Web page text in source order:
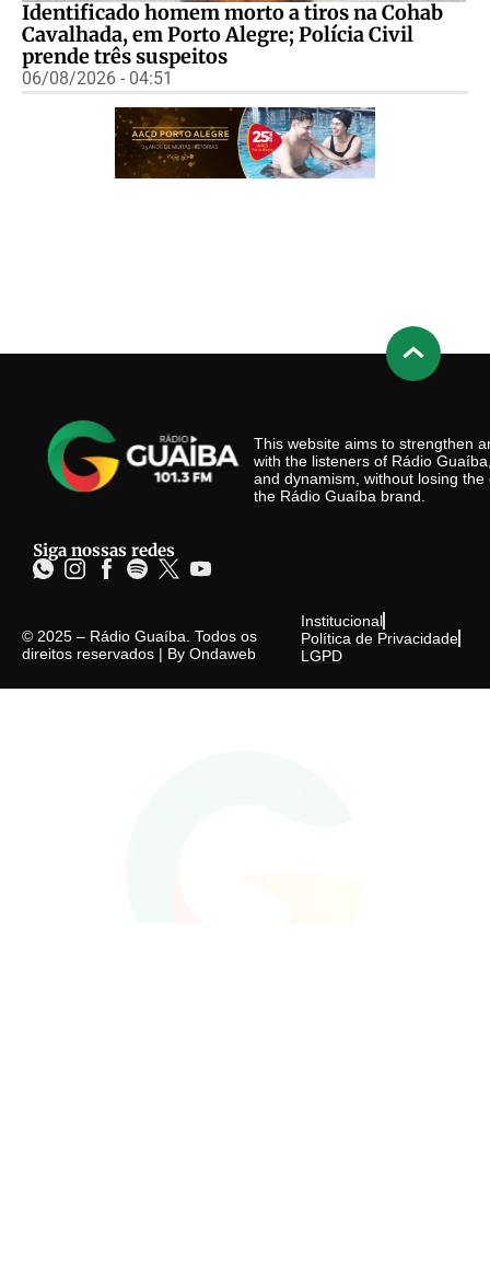
Identificado homem morto a tiros na Cohab
Cavalhada, em Porto Alegre; Polícia Civil
prende três suspeitos
06/08/2026 - 04:51
This website aims to strengthen
with the listeners of Rádio
and dynamism, without losing
the Rádio Guaíba brand.
Siga nossas redes
© 2025 – Rádio Guaíba. Todos os
direitos reservados | By Ondaweb
Institucional
Política de Privacidade
LGPD